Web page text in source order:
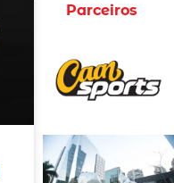
Parceiros